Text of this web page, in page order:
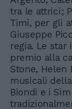
tra le attrici;
Timi, per gli
Giuseppe
regia. Le
premio alla
Stone, Helen
musicali
Biondi e i